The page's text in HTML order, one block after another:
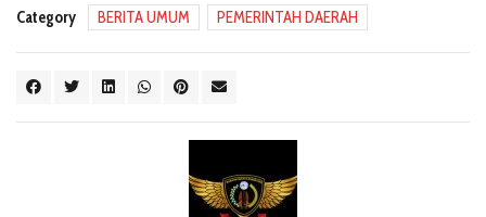
Category BERITA UMUM PEMERINTAH DAERAH